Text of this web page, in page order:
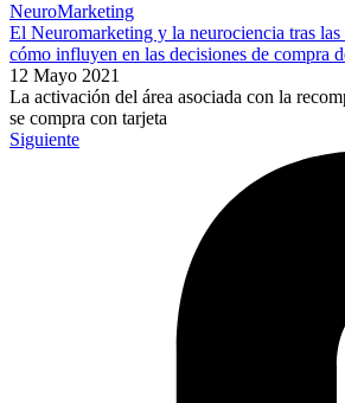
NeuroMarketing
El Neuromarketing y la neurociencia tras las
cómo influyen en las decisiones de compra
12 Mayo 2021
La activación del área asociada con la
se compra con tarjeta
Siguiente